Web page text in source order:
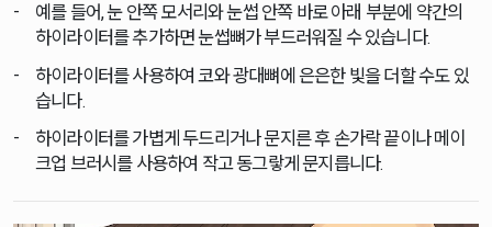
예를 들어, 눈 안쪽 모서리와 눈썹 안쪽 바로 아래 부분에 약간의
하이라이터를 추가하면 눈썹뼈가 부드러워질 수 있습니다.
하이라이터를 사용하여 코와 광대뼈에 은은한 빛을 더할 수도 있
습니다.
하이라이터를 가볍게 두드리거나 문지른 후 손가락 끝이나 메이
크업 브러시를 사용하여 작고 동그랗게 문지릅니다.